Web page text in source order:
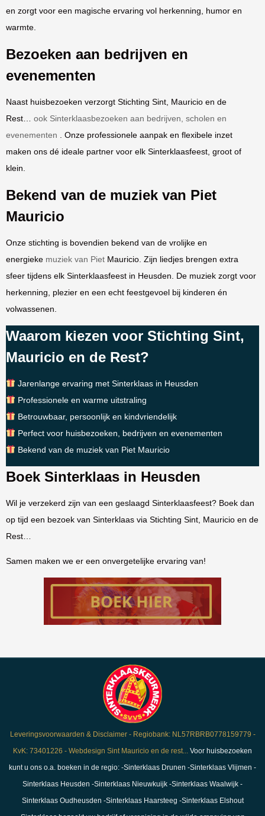
en zorgt voor een magische ervaring vol herkenning, humor en
warmte.
Bezoeken aan bedrijven en
evenementen
Naast huisbezoeken verzorgt Stichting Sint, Mauricio en de
Rest… ook Sinterklaasbezoeken aan bedrijven, scholen en
evenementen
. Onze professionele aanpak en flexibele inzet
maken ons dé ideale partner voor elk Sinterklaasfeest, groot of
klein.
Bekend van de muziek van Piet
Mauricio
Onze stichting is bovendien bekend van de vrolijke en
energieke muziek van Piet Mauricio. Zijn liedjes brengen extra
sfeer tijdens elk Sinterklaasfeest in Heusden. De muziek zorgt voor
herkenning, plezier en een echt feestgevoel bij kinderen én
volwassenen.
Waarom kiezen voor Stichting Sint,
Mauricio en de Rest?
Jarenlange ervaring met Sinterklaas in Heusden
Professionele en warme uitstraling
Betrouwbaar, persoonlijk en kindvriendelijk
Perfect voor huisbezoeken, bedrijven en evenementen
Bekend van de muziek van Piet Mauricio
Boek Sinterklaas in Heusden
Wil je verzekerd zijn van een geslaagd Sinterklaasfeest? Boek dan
op tijd een bezoek van Sinterklaas via Stichting Sint, Mauricio en de
Rest…
Samen maken we er een onvergetelijke ervaring van!
Leveringsvoorwaarden & Disclaimer - Regiobank: NL57RBRB0778159779 -
KvK: 73401226 - Webdesign Sint Mauricio en de rest... Voor huisbezoeken
kunt u ons o.a. boeken in de regio: -Sinterklaas Drunen -Sinterklaas Vlijmen -
Sinterklaas Heusden -Sinterklaas Nieuwkuijk -Sinterklaas Waalwijk -
Sinterklaas Oudheusden -Sinterklaas Haarsteeg -Sinterklaas Elshout